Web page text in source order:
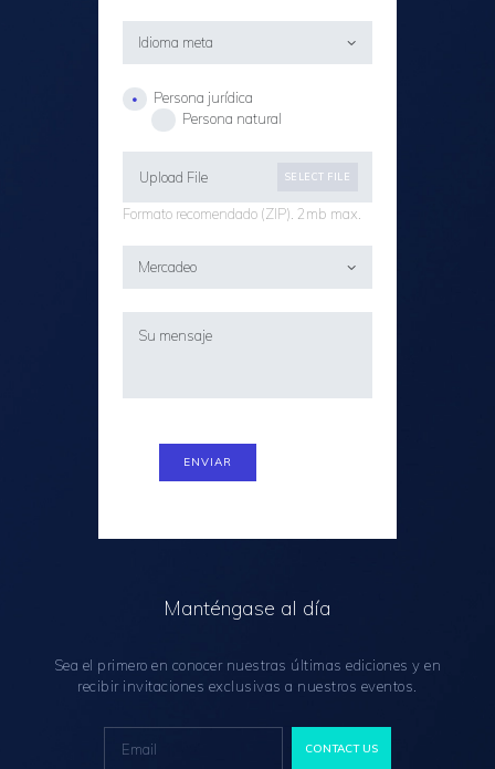
Persona jurídica
Persona natural
SELECT FILE
Upload File
Formato recomendado (ZIP). 2mb max.
Manténgase al día
Sea el primero en conocer nuestras últimas ediciones y en
recibir invitaciones exclusivas a nuestros eventos.